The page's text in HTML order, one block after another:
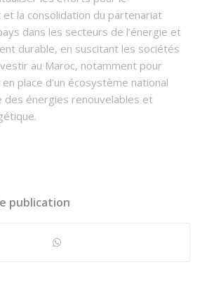
la consolidation du partenariat
dans les secteurs de l’énergie et
durable, en suscitant les sociétés
au Maroc, notamment pour
place d’un écosystème national
des énergies renouvelables et
publication